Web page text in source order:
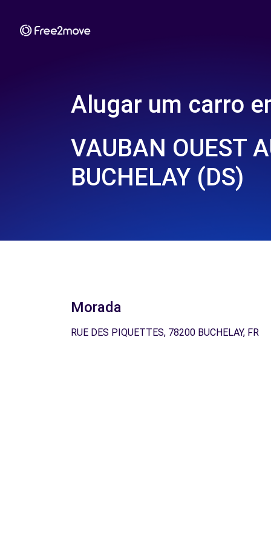
Alugar um carro
VAUBAN OUEST
BUCHELAY (DS)
Morada
RUE DES PIQUETTES, 78200 BUCHELAY, FR